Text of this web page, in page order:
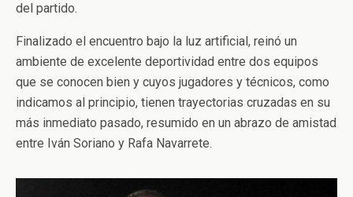
del partido.
Finalizado el encuentro bajo la luz artificial, reinó un
ambiente de excelente deportividad entre dos equipos
que se conocen bien y cuyos jugadores y técnicos, como
indicamos al principio, tienen trayectorias cruzadas en su
más inmediato pasado, resumido en un abrazo de amistad
entre Iván Soriano y Rafa Navarrete.